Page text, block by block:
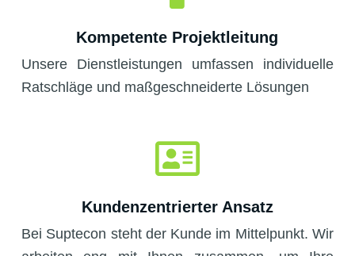
Kompetente Projektleitung
Unsere Dienstleistungen umfassen individuelle
Ratschläge und maßgeschneiderte Lösungen
Kundenzentrierter Ansatz
Bei Suptecon steht der Kunde im Mittelpunkt. Wir